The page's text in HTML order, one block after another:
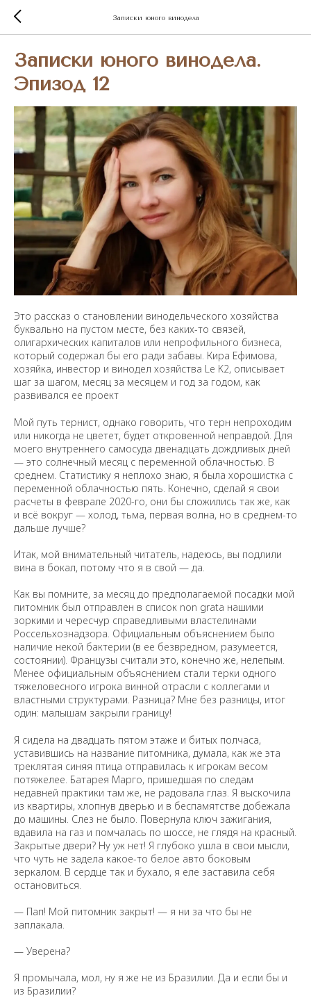
Записки юного винодела
Записки юного винодела.
Эпизод 12
Это рассказ о становлении винодельческого хозяйства
буквально на пустом месте, без каких-то связей,
олигархических капиталов или непрофильного бизнеса,
который содержал бы его ради забавы. Кира Ефимова,
хозяйка, инвестор и винодел хозяйства Le K2, описывает
шаг за шагом, месяц за месяцем и год за годом, как
развивался ее проект
Мой путь тернист, однако говорить, что терн непроходим
или никогда не цветет, будет откровенной неправдой. Для
моего внутреннего самосуда двенадцать дождливых дней
— это солнечный месяц с переменной облачностью. В
среднем. Статистику я неплохо знаю, я была хорошистка c
переменной облачностью пять. Конечно, сделай я свои
расчеты в феврале 2020-го, они бы сложились так же, как
и всё вокруг — холод, тьма, первая волна, но в среднем-то
дальше лучше?
Итак, мой внимательный читатель, надеюсь, вы подлили
вина в бокал, потому что я в свой — да.
Как вы помните, за месяц до предполагаемой посадки мой
питомник был отправлен в список non grata нашими
зоркими и чересчур справедливыми властелинами
Россельхознадзора. Официальным объяснением было
наличие некой бактерии (в ее безвредном, разумеется,
состоянии). Французы считали это, конечно же, нелепым.
Менее официальным объяснением стали терки одного
тяжеловесного игрока винной отрасли с коллегами и
властными структурами. Разница? Мне без разницы, итог
один: малышам закрыли границу!
Я сидела на двадцать пятом этаже и битых полчаса,
уставившись на название питомника, думала, как же эта
треклятая синяя птица отправилась к игрокам весом
потяжелее. Батарея Марго, пришедшая по следам
недавней практики там же, не радовала глаз. Я выскочила
из квартиры, хлопнув дверью и в беспамятстве добежала
до машины. Слез не было. Повернула ключ зажигания,
вдавила на газ и помчалась по шоссе, не глядя на красный.
Закрытые двери? Ну уж нет! Я глубоко ушла в свои мысли,
что чуть не задела какое-то белое авто боковым
зеркалом. В сердце так и бухало, я еле заставила себя
остановиться.
— Пап! Мой питомник закрыт! — я ни за что бы не
заплакала.
— Уверена?
Я промычала, мол, ну я же не из Бразилии. Да и если бы и
из Бразилии?